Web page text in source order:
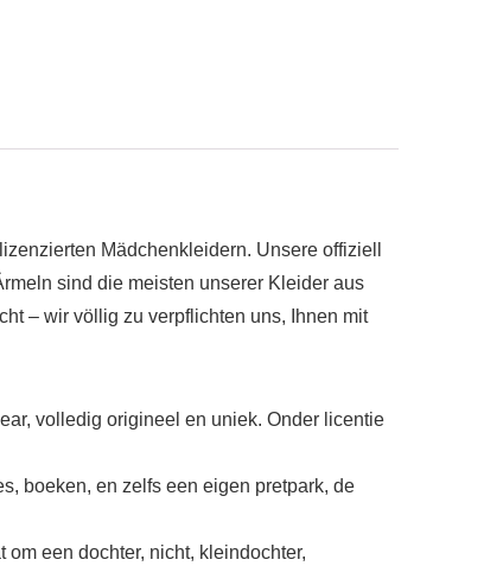
Mädchenkleidern. Unsere offiziell
sind die meisten unserer Kleider aus
– wir völlig zu verpflichten uns, Ihnen mit
volledig origineel en uniek. Onder licentie
boeken, en zelfs een eigen pretpark, de
een ​​dochter, nicht, kleindochter,